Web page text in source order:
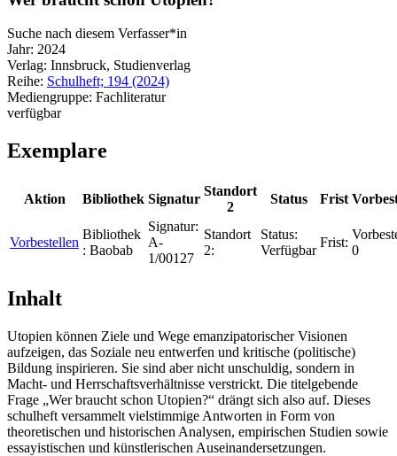
Suche nach diesem Verfasser*in
Jahr: 2024
Verlag: Innsbruck, Studienverlag
Reihe: Schulheft; 194 (2024)
Mediengruppe: Fachliteratur
verfügbar
Exemplare
Aktion Bibliothek Signatur
Standort
2
Status Frist
Vorbestellen
Bibliothek
: Baobab
Signatur:
A-
1/00127
Standort
2:
Status:
Verfügbar
Frist:
0
Inhalt
Utopien können Ziele und Wege emanzipatorischer Visionen
aufzeigen, das Soziale neu entwerfen und kritische (politische)
Bildung inspirieren. Sie sind aber nicht unschuldig, sondern in
Macht- und Herrschaftsverhältnisse verstrickt. Die titelgebende
Frage „Wer braucht schon Utopien?“ drängt sich also auf. Dieses
schulheft versammelt vielstimmige Antworten in Form von
theoretischen und historischen Analysen, empirischen Studien sowie
essayistischen und künstlerischen Auseinandersetzungen.